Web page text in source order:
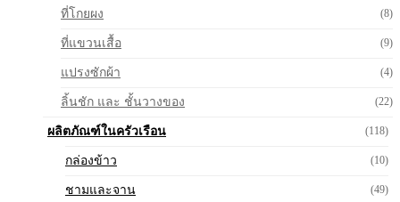
ที่โกยผง (8)
ที่แขวนเสื้อ (9)
แปรงซักผ้า (4)
ลิ้นชัก และ ชั้นวางของ (22)
ผลิตภัณฑ์ในครัวเรือน (118)
กล่องข้าว (10)
ชามและจาน (49)